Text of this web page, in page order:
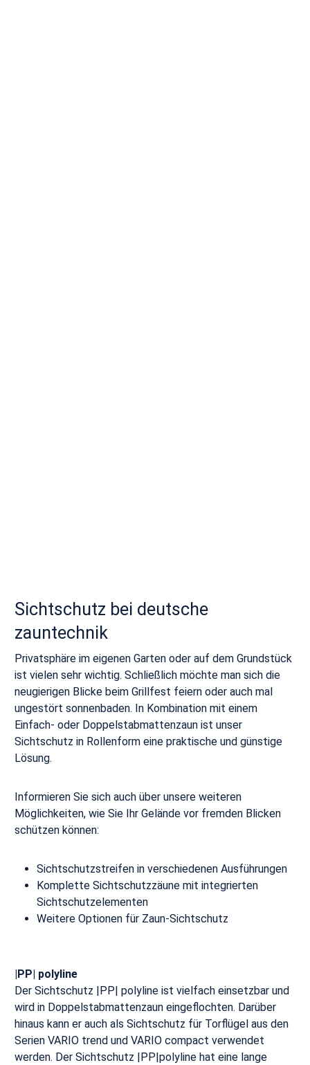
Sichtschutz bei deutsche
zauntechnik
Privatsphäre im eigenen Garten oder auf dem Grundstück
ist vielen sehr wichtig. Schließlich möchte man sich die
neugierigen Blicke beim Grillfest feiern oder auch mal
ungestört sonnenbaden. In Kombination mit einem
Einfach- oder Doppelstabmattenzaun ist unser
Sichtschutz in Rollenform eine praktische und günstige
Lösung.
Informieren Sie sich auch über unsere weiteren
Möglichkeiten, wie Sie Ihr Gelände vor fremden Blicken
schützen können:
Sichtschutzstreifen in verschiedenen Ausführungen
Komplette Sichtschutzzäune mit integrierten
Sichtschutzelementen
Weitere Optionen für Zaun-Sichtschutz
|PP| polyline
Der Sichtschutz |PP| polyline ist vielfach einsetzbar und
wird in Doppelstabmattenzaun eingeflochten. Darüber
hinaus kann er auch als Sichtschutz für Torflügel aus den
Serien VARIO trend und VARIO compact verwendet
werden. Der Sichtschutz |PP|polyline hat eine lange